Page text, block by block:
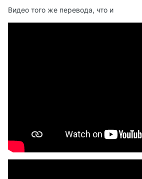
Видео того же перевода, что и